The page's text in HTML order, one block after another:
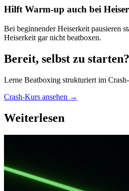
Hilft Warm-up auch bei
Bei beginnender Heiserkeit pausieren
Heiserkeit gar nicht beatboxen.
Bereit, selbst zu starten?
Lerne Beatboxing strukturiert im
Crash-Kurs ansehen →
Weiterlesen